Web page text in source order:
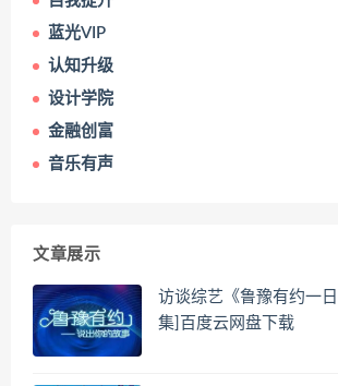
蓝光VIP
认知升级
设计学院
金融创富
音乐有声
文章展示
访谈综艺《鲁豫有约一
集]百度云网盘下载